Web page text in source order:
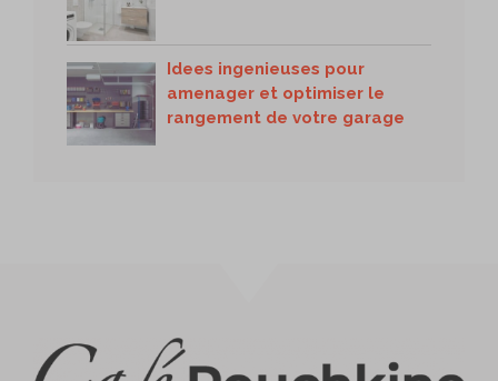
Idees ingenieuses pour
amenager et optimiser le
rangement de votre garage